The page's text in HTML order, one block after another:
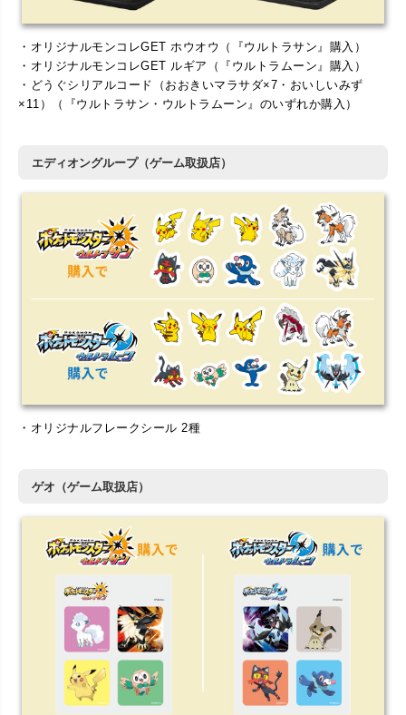
・オリジナルモンコレGET ホウオウ（『ウルトラサン』購入）
・オリジナルモンコレGET ルギア（『ウルトラムーン』購入）
・どうぐシリアルコード（おおきいマラサダ×7・おいしいみず
×11）（『ウルトラサン・ウルトラムーン』のいずれか購入）
エディオングループ（ゲーム取扱店）
・オリジナルフレークシール 2種
ゲオ（ゲーム取扱店）